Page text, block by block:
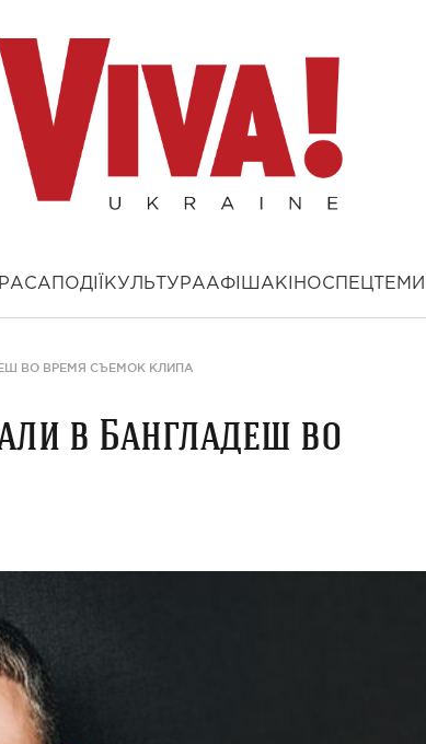
ПОДІЇ КУЛЬТУРААФІША КІНОСПЕЦТЕМИ
ВО ВРЕМЯ СЪЕМОК КЛИПА
в Бангладеш во